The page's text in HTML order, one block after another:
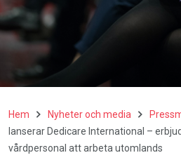
Hem Nyheter och media
lanserar Dedicare International –
vårdpersonal att arbeta utomlands